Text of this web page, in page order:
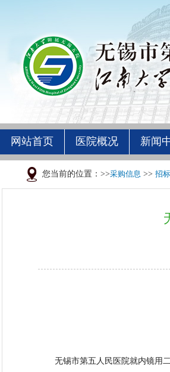
网站首页 医院概况 新闻
您当前的位置：>>采购信息 >> 招
无锡市第五人民医院就内镜用